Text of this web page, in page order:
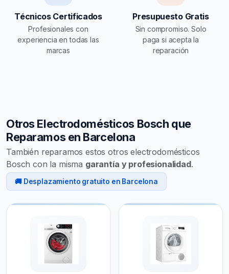
Técnicos Certificados
Profesionales con
experiencia en todas las
marcas
Presupuesto Gratis
Sin compromiso. Solo
paga si acepta la
reparación
Otros Electrodomésticos Bosch que
Reparamos en Barcelona
También reparamos estos otros electrodomésticos
Bosch con la misma garantía y profesionalidad.
🚚 Desplazamiento gratuito en Barcelona